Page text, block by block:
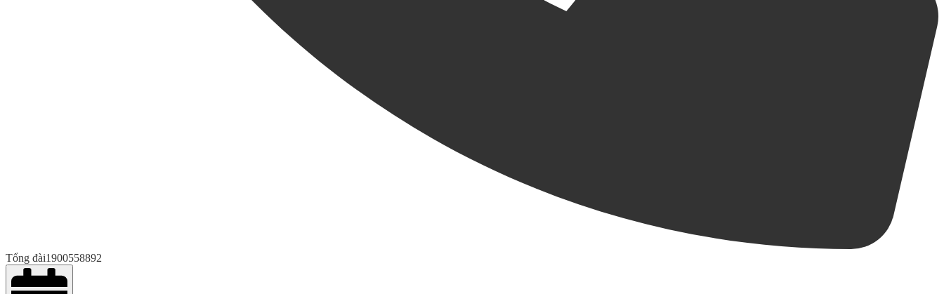
Tổng đài1900558892